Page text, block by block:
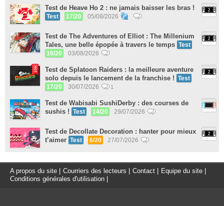
Test de Heave Ho 2 : ne jamais baisser les bras !
Test 17/20 05/08/2026
Test de The Adventures of Elliot : The Millenium
Tales, une belle épopée à travers le temps Test
16/20
03/08/2026
Test de Splatoon Raiders : la meilleure aventure
solo depuis le lancement de la franchise !
Test
17/20
30/07/2026 1
Test de Wabisabi SushiDerby : des courses de
sushis !
Test 14/20 29/07/2026
Test de Decollate Decoration : hanter pour mieux
t’aimer Test 6/20 27/07/2026
A propos du site Courriers des lecteurs Contact Equipe du site
Conditions générales d'utilisation